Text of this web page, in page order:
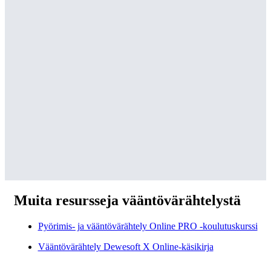
Muita resursseja vääntövärähtelystä
Pyörimis- ja vääntövärähtely Online PRO -koulutuskurssi
Vääntövärähtely Dewesoft X Online-käsikirja